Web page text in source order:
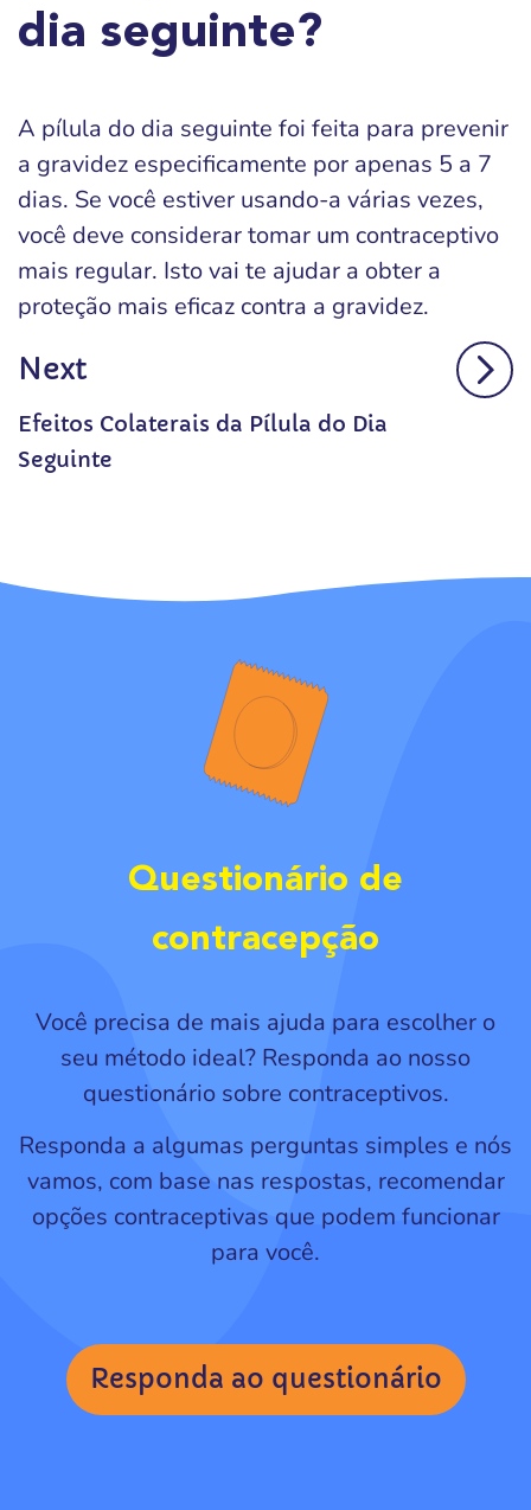
dia seguinte?
A pílula do dia seguinte foi feita para prevenir
a gravidez especificamente por apenas 5 a 7
dias. Se você estiver usando-a várias vezes,
você deve considerar tomar um contraceptivo
mais regular. Isto vai te ajudar a obter a
proteção mais eficaz contra a gravidez.
Next
Efeitos Colaterais da Pílula do Dia
Seguinte
Questionário de
contracepção
Você precisa de mais ajuda para escolher o
seu método ideal? Responda ao nosso
questionário sobre contraceptivos.
Responda a algumas perguntas simples e nós
vamos, com base nas respostas, recomendar
opções contraceptivas que podem funcionar
para você.
Responda ao questionário